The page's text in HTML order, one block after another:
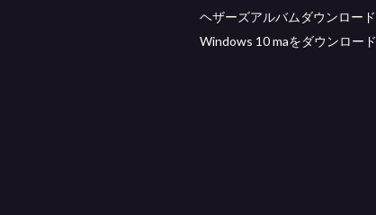
ヘザーズアルバムダウンロード
Windows 10 maをダウンロード